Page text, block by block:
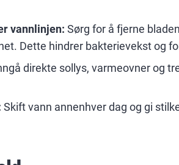
vannlinjen: Sørg for å fjerne
Dette hindrer bakterievekst og
direkte sollys, varmeovner og
Skift vann annenhver dag og gi